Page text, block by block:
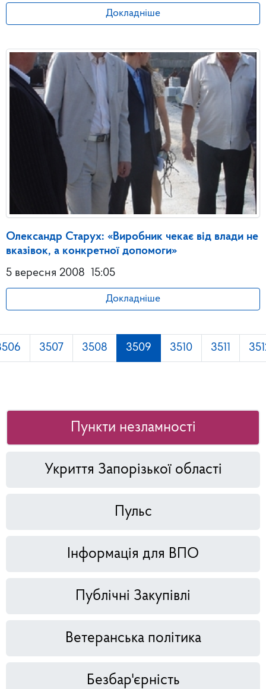
Докладніше
Олександр Старух: «Виробник чекає від влади не
вказівок, а конкретної допомоги»
5 вересня 2008
15:05
Докладніше
3507 3508 3509 3510 3511
Пункти незламності
Укриття Запорізької області
Пульс
Інформація для ВПО
Публічні Закупівлі
Ветеранська політика
Безбар'єрність